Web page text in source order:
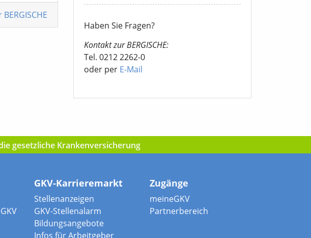
Haben Sie Fragen?
Kontakt zur BERGISCHE:
Tel. 0212 2262-0
oder per E-Mail
gesetzliche Krankenversicherung
GKV-Karrieremarkt
Stellenanzeigen
GKV-Stellenalarm
Bildungsangebote
Infos für Arbeitgeber
Zugänge
meineGKV
Partnerbereich